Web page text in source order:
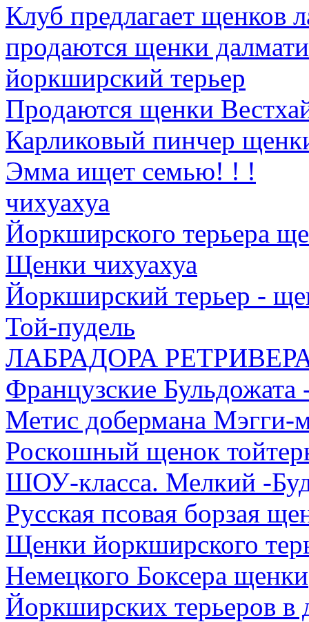
Клуб предлагает щенков
продаются щенки
йоркширский терьер
Продаются щенки
Карликовый пинчер
Эмма ищет семью! ! !
чихуахуа
Йоркширского терьера
Щенки чихуахуа
Йоркширский терьер -
Той-пудель
ЛАБРАДОРА
Французские
Метис добермана Мэгги-
Роскошный щенок
ШОУ-класса. Мелкий -
Русская псовая борзая
Щенки йоркширского
Немецкого Боксера щенки
Йоркширских терьеров в